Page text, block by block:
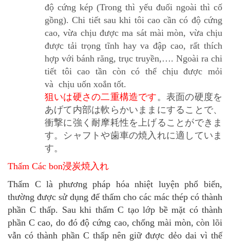
độ cứng kép (Trong thì yếu đuối ngoài thì cố
gồng). Chi tiết sau khi tôi cao cần có độ cứng
cao, vừa chịu được ma sát mài mòn, vừa chịu
được tải trọng tĩnh hay va đập cao, rất thích
hợp với bánh răng, trục truyền,…. Ngoài ra chi
tiết tôi cao tần còn có thể chịu được mỏi
và chịu uốn xoắn tốt.
狙いは硬さの二重構造です 。表面の硬度を
あげて内部は軟らかいままにすることで、
衝撃に強く耐摩耗性を上げることができま
す。シャフトや歯車の焼入れに適していま
す。
Thấm Các bon浸炭焼入れ
Thấm C là phương pháp hóa nhiệt luyện phổ biến,
thường được sử dụng để thấm cho các mác thép có thành
phần C thấp. Sau khi thấm C tạo lớp bề mặt có thành
phần C cao, do đó độ cứng cao, chống mài mòn, còn lõi
vẫn có thành phần C thấp nên giữ được dẻo dai vì thế